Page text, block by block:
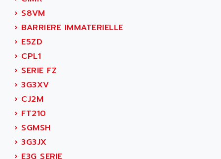
SERVVODYN
SERVODYN
SE50
LTD12
MDLA
MDLS
ACMD2
ACM
PLS514
PLS510
ADISCOM
ADITEC
ADL
ADL EUROTECH
ADLEE POWERTRONIC
ADLINK
ADLINK TECHNOLOGY
ADM ELECTRONIC
ADMV
ADN
ADN PESAGE
› S8VM
› BARRIERE IMMATERIELLE
› E5ZD
› CPL1
› SERIE FZ
› 3G3XV
› CJ2M
› FT210
› SGMSH
› 3G3JX
› E3G SERIE